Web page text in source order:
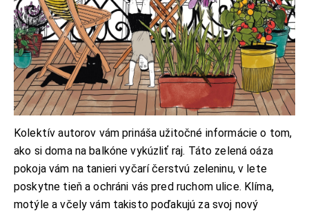
Kolektív autorov vám prináša užitočné informácie o tom,
ako si doma na balkóne vykúzliť raj. Táto zelená oáza
pokoja vám na tanieri vyčarí čerstvú zeleninu, v lete
poskytne tieň a ochráni vás pred ruchom ulice. Klíma,
motýle a včely vám takisto poďakujú za svoj nový